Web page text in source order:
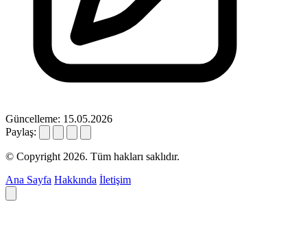
Güncelleme: 15.05.2026
Paylaş:
© Copyright 2026. Tüm hakları saklıdır.
Ana Sayfa Hakkında İletişim